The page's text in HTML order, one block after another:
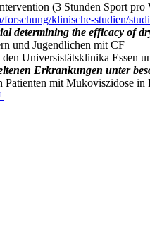
(3 Stunden Sport
klinische-studien/
determining the efficacy of
und Jugendlichen mit CF
Universistätsklinika Essen
Erkrankungen unter
mit Mukoviszidose in